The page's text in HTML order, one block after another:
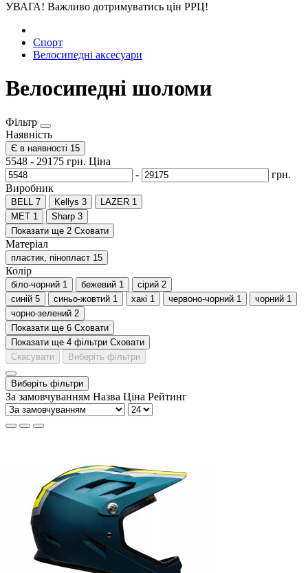
УВАГА! Важливо дотримуватись цін РРЦ!
Спорт
Велосипедні аксесуари
Велосипедні шоломи
Фільтр
Наявність
Є в наявності 15
5548 - 29175 грн. Ціна
-
грн.
Виробник
BELL 7 Kellys 3 LAZER 1
MET 1 Sharp 3
Показати ще 2 Сховати
Матеріал
пластик, пінопласт 15
Колір
біло-чорний 1 бежевий 1 сірий 2
синій 5 синьо-жовтий 1 хакі 1 червоно-чорний 1 чорний 1
чорно-зелений 2
Показати ще 6 Сховати
Показати ще 4 фільтри Сховати
Скасувати
Виберіть фільтри
Виберіть фільтри
За замовчуванням Назва Ціна Рейтинг